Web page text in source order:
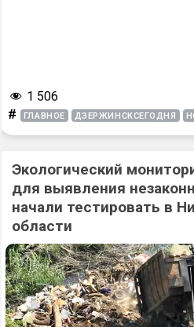
1 506
# ГЛАВНОЕ ДЗЕРЖИНСКСЕГОДНЯ
Экологический
для выявления
начали тестировать в
области